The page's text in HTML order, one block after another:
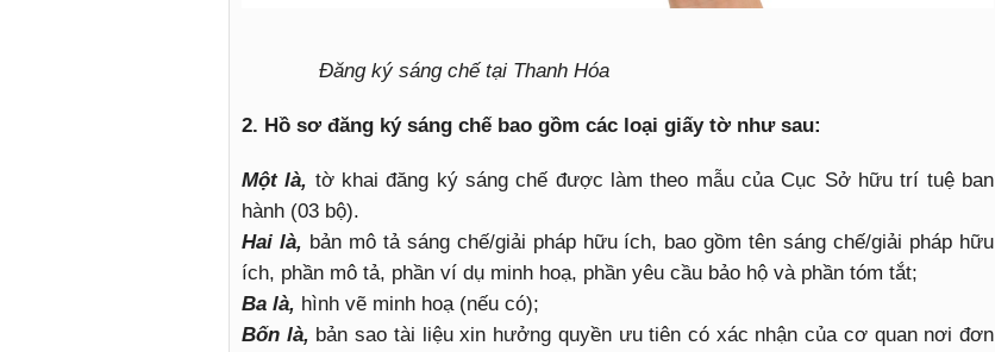
Đăng ký sáng chế tại Thanh Hóa
2. Hồ sơ đăng ký sáng chế bao gồm các loại giấy tờ như sau:
Một là, tờ khai đăng ký sáng chế được làm theo mẫu của Cục Sở hữu trí tuệ ban
hành (03 bộ).
Hai là, bản mô tả sáng chế/giải pháp hữu ích, bao gồm tên sáng chế/giải pháp hữu
ích, phần mô tả, phần ví dụ minh hoạ, phần yêu cầu bảo hộ và phần tóm tắt;
Ba là, hình vẽ minh hoạ (nếu có);
Bốn là, bản sao tài liệu xin hưởng quyền ưu tiên có xác nhận của cơ quan nơi đơn